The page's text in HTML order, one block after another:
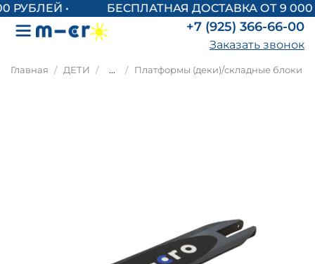
БЕСПЛАТНАЯ ДОСТАВКА ОТ 9 000
+7 (925) 366-66-00
Заказать звонок
Главная ДЕТИ ... Платформы (деки)/складные блоки